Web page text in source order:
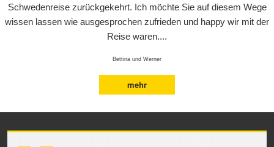
Schwedenreise zurückgekehrt. Ich möchte Sie auf diesem Wege
wissen lassen wie ausgesprochen zufrieden und happy wir mit der
Reise waren....
Bettina und Werner
mehr